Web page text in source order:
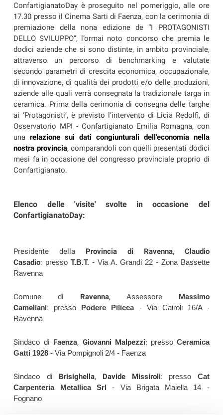
ConfartigianatoDay è proseguito nel pomeriggio, alle ore
17.30 presso il Cinema Sarti di Faenza, con la cerimonia di
premiazione della nona edizione de “I PROTAGONISTI
DELLO SVILUPPO”, l’ormai noto concorso che premia le
dodici aziende che si sono distinte, in ambito provinciale,
attraverso un percorso di benchmarking e valutate
secondo parametri di crescita economica, occupazionale,
di innovazione, di qualità dei prodotti e/o delle produzioni,
aziende alle quali verrà consegnata la tradizionale targa in
ceramica. Prima della cerimonia di consegna delle targhe
ai ‘Protagonisti’, è previsto l’intervento di Licia Redolfi, di
Osservatorio MPI - Confartigianato Emilia Romagna, con
unarelazione sui dati congiunturali dell’economia nella
nostra provincia, comparandoli con quelli presentati dodici
mesi fa in occasione del congresso provinciale proprio di
Confartigianato.
Elenco delle 'visite' svolte in occasione del
ConfartigianatoDay:
Presidente della Provincia di Ravenna, Claudio
Casadio: pressoT.B.T. - Via A. Grandi 22 - Zona Bassette
Ravenna
Comune di Ravenna, Assessore Massimo
Cameliani: presso Podere Pilicca- Via Cairoli 16/A -
Ravenna
Sindaco di Faenza, Giovanni Malpezzi: presso Ceramica
Gatti 1928 - Via Pompignoli 2/4 - Faenza
Sindaco di Brisighella, Davide Missiroli: presso Cat
Carpenteria Metallica Srl
- Via Brigata Maiella 14 -
Fognano